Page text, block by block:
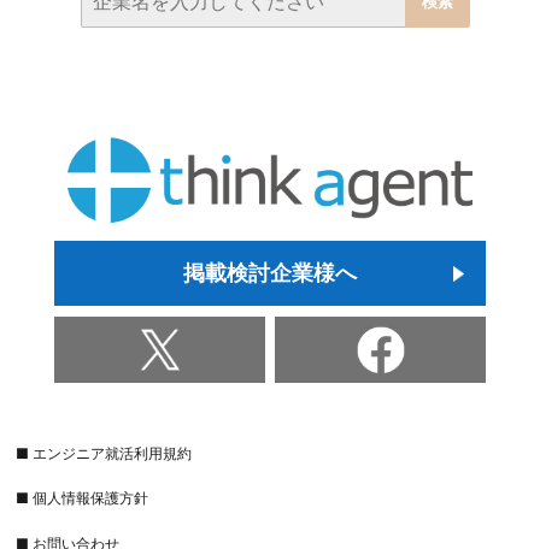
掲載検討企業様へ
■ エンジニア就活利用規約
■ 個人情報保護方針
■ お問い合わせ